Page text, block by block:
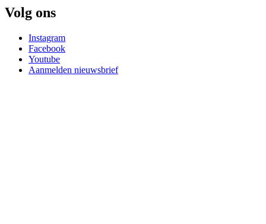
Volg ons
Instagram
Facebook
Youtube
Aanmelden nieuwsbrief